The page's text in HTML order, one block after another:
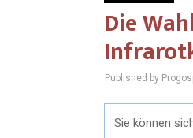
Die
Published by
Sie können